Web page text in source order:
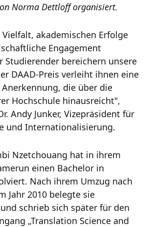
Norma Dettloff organisiert.
akademischen Erfolge
Engagement
Studierender bereichern unsere
DAAD-Preis verleiht ihnen eine
die über die
Hochschule hinausreicht",
Andy Junker, Vizepräsident für
und Internationalisierung.
Nzetchouang hat in ihrem
einen Bachelor in
Nach ihrem Umzug nach
Jahr 2010 belegte sie
schrieb sich später für den
„Translation Science and